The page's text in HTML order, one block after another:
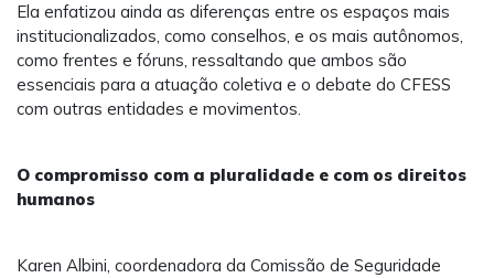
Ela enfatizou ainda as diferenças entre os espaços mais
institucionalizados, como conselhos, e os mais autônomos,
como frentes e fóruns, ressaltando que ambos são
essenciais para a atuação coletiva e o debate do CFESS
com outras entidades e movimentos.
O compromisso com a pluralidade e com os direitos
humanos
Karen Albini, coordenadora da Comissão de Seguridade